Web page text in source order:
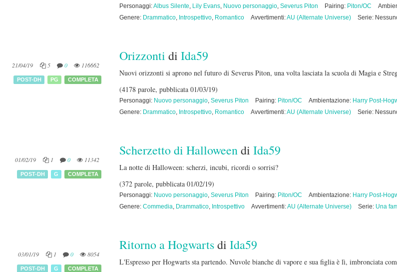
Personaggi:Albus Silente, Lily Evans, Nuovo personaggio, Severus Piton Pairing: Piton/OC
Genere: Drammatico, Introspettivo, Romantico Avvertimenti:AU (Alternate Universe) Serie:
21/04/19 5 0 116662
POST-DH PG COMPLETA
Orizzonti di Ida59
Nuovi orizzonti si aprono nel futuro di Severus Piton, una volta lasciata la scuola di Magia e
(4178 parole, pubblicata 01/03/19)
Personaggi: Nuovo personaggio, Severus Piton Pairing: Piton/OC Ambientazione: Harry Post-
Genere: Drammatico, Introspettivo, Romantico Avvertimenti:AU (Alternate Universe) Serie:
01/02/19 1 0 11342
POST-DH G COMPLETA
Scherzetto di Halloweendi Ida59
La notte di Halloween: scherzi, incubi, ricordi o sorrisi?
(372 parole, pubblicata 01/02/19)
Personaggi: Nuovo personaggio, Severus Piton Pairing: Piton/OC Ambientazione: Harry Post-
Genere: Commedia, Drammatico, Introspettivo Avvertimenti:AU (Alternate Universe) Serie: Una
03/01/19 1 0 8054
POST-DH G COMPLETA
Ritorno a Hogwartsdi Ida59
L'Espresso per Hogwarts sta partendo. Nuvole bianche di vapore e sua figlia è lì, imbronciata